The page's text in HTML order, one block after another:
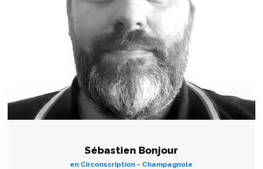
Sébastien Bonjour
en Circonscription - Champagnole